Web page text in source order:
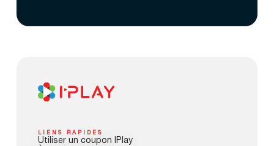
LIENS RAPIDES
Utiliser un coupon IPlay